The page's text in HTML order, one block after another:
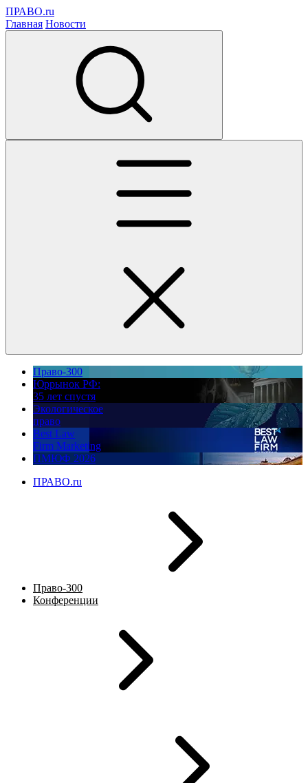
ПРАВО.ru
Главная Новости
Право-300
Юррынок РФ:
35 лет спустя
Экологическое
право
Best Law
Firm Marketing
ПМЮФ 2026
ПРАВО.ru
Право-300
Конференции